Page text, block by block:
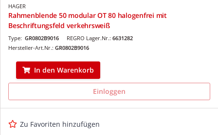
HAGER
Rahmenblende 50 modular OT 80 halogenfrei mit
Beschriftungsfeld verkehrsweiß
REGRO Lager.Nr.: 6631282
Type: GR0802B9016
Hersteller-Art.Nr.: GR0802B9016
In den Warenkorb
Einloggen
Zu Favoriten hinzufügen